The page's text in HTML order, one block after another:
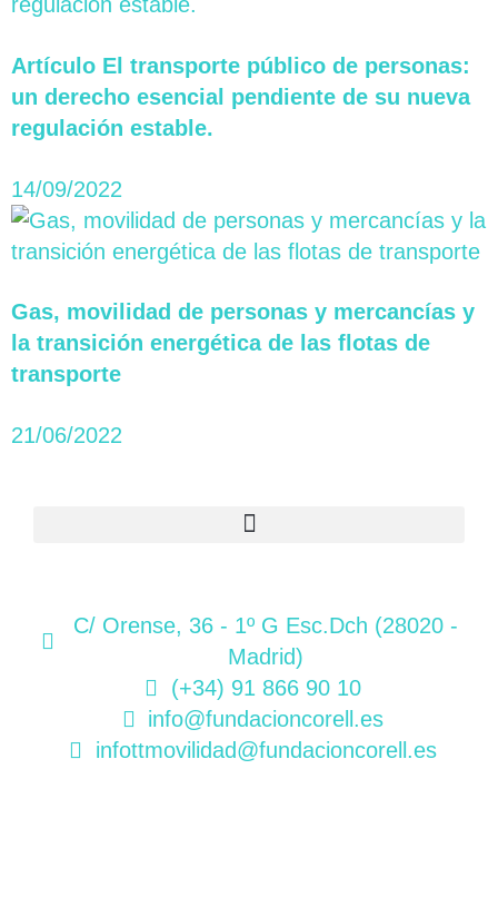
Artículo El transporte público de personas:
un derecho esencial pendiente de su nueva
regulación estable.
14/09/2022
Gas, movilidad de personas y mercancías y
la transición energética de las flotas de
transporte
21/06/2022
C/ Orense, 36 - 1º G Esc.Dch (28020 -
Madrid)
(+34) 91 866 90 10
info@fundacioncorell.es
infottmovilidad@fundacioncorell.es